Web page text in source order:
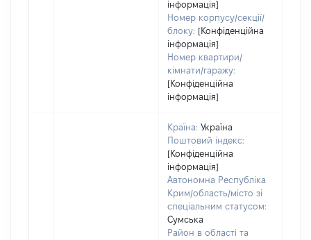
інформація]
Номер корпусу/секції/
блоку: [Конфіденційна
інформація]
Номер квартири/
кімнати/гаражу:
[Конфіденційна
інформація]
Країна: Україна
Поштовий індекс:
[Конфіденційна
інформація]
Автономна Республіка
Крим/область/місто зі
спеціальним статусом:
Сумська
Район в області та